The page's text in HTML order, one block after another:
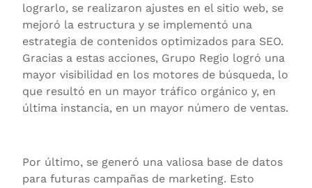
lograrlo, se realizaron ajustes en el sitio web, se
mejoró la estructura y se implementó una
estrategia de contenidos optimizados para SEO.
Gracias a estas acciones, Grupo Regio logró una
mayor visibilidad en los motores de búsqueda, lo
que resultó en un mayor tráfico orgánico y, en
última instancia, en un mayor número de ventas.
Por último, se generó una valiosa base de datos
para futuras campañas de marketing. Esto